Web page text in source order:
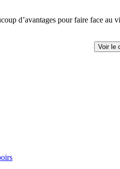
d’avantages pour faire face
Voir le